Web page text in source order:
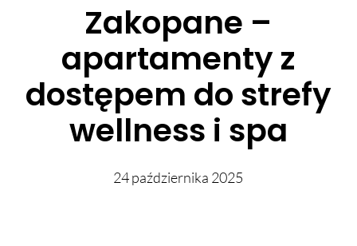
Zakopane –
apartamenty z
dostępem do strefy
wellness i spa
24 października 2025